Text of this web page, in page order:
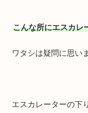
こんな所にエスカレ
ワタシは疑問に思い
エスカレーターの下